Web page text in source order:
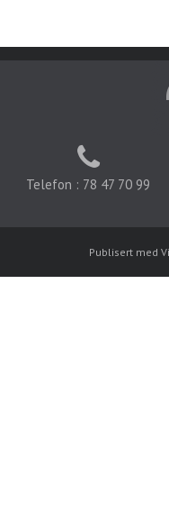
Telefon : 78 47 70 99
Publisert med